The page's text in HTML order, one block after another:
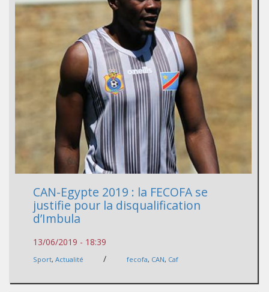
CAN-Egypte 2019 : la FECOFA se
justifie pour la disqualification
d’Imbula
13/06/2019 - 18:39
Sport, Actualité / fecofa, CAN, Caf